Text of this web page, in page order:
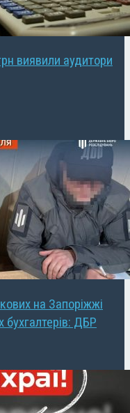
виявили аудитори
на Запоріжжі
бухгалтерів: ДБР